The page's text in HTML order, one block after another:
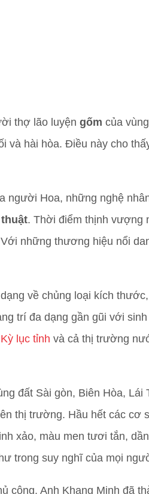
thợ lão luyện gốm của
và hài hòa. Điều này cho
người Hoa, những nghệ
. Thời điểm thịnh vượng
những thương hiệu nổi
về chủng loại kích
trí đa dạng gần gũi với
lục tỉnh và cả thị trường
đất Sài gòn, Biên Hòa, Lái
thị trường. Hầu hết các cơ
xảo, màu men tươi tắn,
trong suy nghĩ của mọi
công. Anh Khang Minh đã